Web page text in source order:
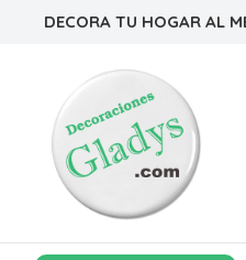
DECORA TU HOGAR AL